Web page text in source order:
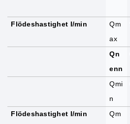
Flödeshastighet I/min
Qm
ax
Qn
enn
Qmi
n
Flödeshastighet I/min
Qm